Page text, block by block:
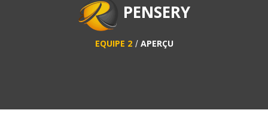
PENSERY
EQUIPE 2 APERÇU